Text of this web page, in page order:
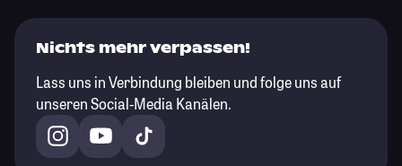
Nichts mehr verpassen!
Lass uns in Verbindung bleiben und folge uns auf
unseren Social-Media Kanälen.